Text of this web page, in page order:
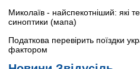
Миколаїв - найспекотніший: які
синоптики (мапа)
Податкова перевірить поїздки
фактором